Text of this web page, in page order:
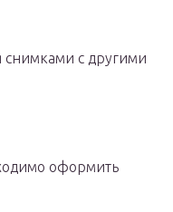
снимками с другими
оформить